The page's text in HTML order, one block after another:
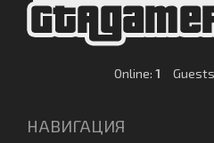
Online: 1
НАВИГАЦИЯ